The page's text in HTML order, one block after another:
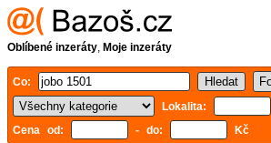
Oblíbené inzeráty, Moje inzeráty
Co:
Lokalita:
Cena od:
- do: Kč